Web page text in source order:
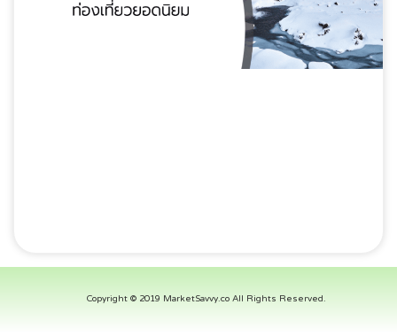
Copyright © 2019 MarketSavvy.co All Rights Reserved.